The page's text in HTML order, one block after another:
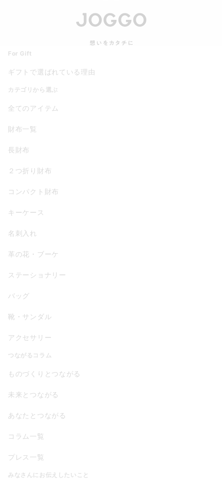
For Gift
ギフトで選ばれている理由
カテゴリから選ぶ
全てのアイテム
財布一覧
長財布
２つ折り財布
コンパクト財布
キーケース
名刺入れ
革の花・ブーケ
ステーショナリー
バッグ
靴・サンダル
アクセサリー
つながるコラム
ものづくりとつながる
未来とつながる
あなたとつながる
コラム一覧
プレス一覧
みなさんにお伝えしたいこと